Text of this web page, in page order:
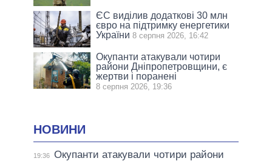
ЄС виділив додаткові 30 млн
євро на підтримку енергетики
України 8 серпня 2026, 16:42
Окупанти атакували чотири
райони Дніпропетровщини, є
жертви і поранені
8 серпня 2026, 19:36
НОВИНИ
19:36 Окупанти атакували чотири райони